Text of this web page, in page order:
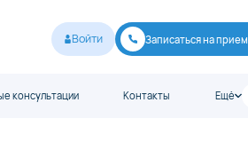
Войти Записаться на прием
консультации Контакты Ещё